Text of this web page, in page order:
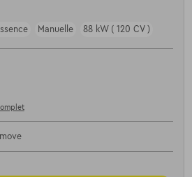
Manuelle 88 kW ( 120 CV )